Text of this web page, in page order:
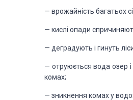
— врожайність багатьох
— кислі опади
— деградують і гинуть
— отруюється вода озер
комах;
— зникнення комах у